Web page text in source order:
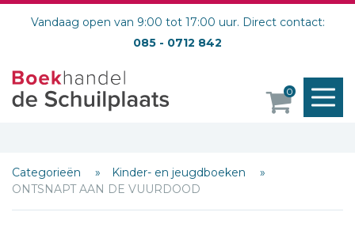
Vandaag open van 9:00 tot 17:00 uur. Direct contact:
085 - 0712 842
0
Categorieën
Kinder- en jeugdboeken
ONTSNAPT AAN DE VUURDOOD